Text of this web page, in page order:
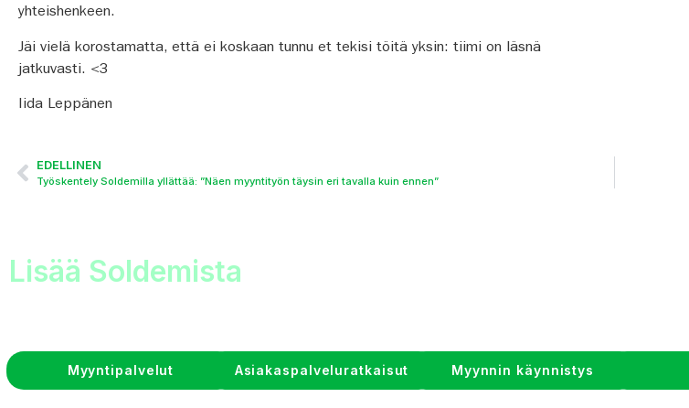
yhteishenkeen.
Jäi vielä korostamatta, että ei koskaan tunnu et tekisi töitä yksin: tiimi on läsnä
jatkuvasti. <3
Iida Leppänen
EDELLINEN
Työskentely Soldemilla yllättää: ”Näen myyntityön täysin eri tavalla kuin ennen”
Lisää Soldemista
Myyntipalvelut Asiakaspalveluratkaisut Myynnin käynnistys